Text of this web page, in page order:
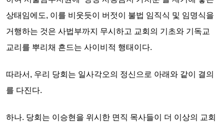
상태임에도, 이를 비웃듯이 버젓이 불법 임직식 및 임명식을
거행하는 것은 사법부까지 무시하고 교회의 기초와 기독교
교리를 뿌리채 흔드는 사이비적 행태이다.
따라서, 우리 당회는 일사각오의 정신으로 아래와 같이 결의
를 다진다.
하나. 당회는 이승현을 위시한 면직 목사들이 더 이상의 교회